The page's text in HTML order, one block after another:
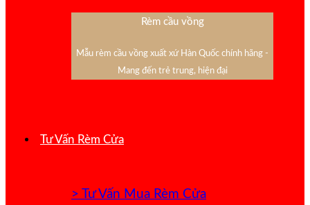
Rèm cầu vồng
Mẫu rèm cầu vồng xuất xứ Hàn Quốc chính hãng -
Mang đến trẻ trung, hiện đại
Tư Vấn Rèm Cửa
> Tư Vấn Mua Rèm Cửa